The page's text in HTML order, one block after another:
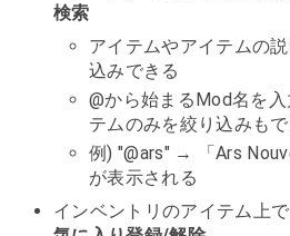
検索
アイテムやアイテムの
込みできる
@から始まるMod名を
テムのみを絞り込みも
例) "@ars" → 「Ars
が表示される
インベントリのアイテム上